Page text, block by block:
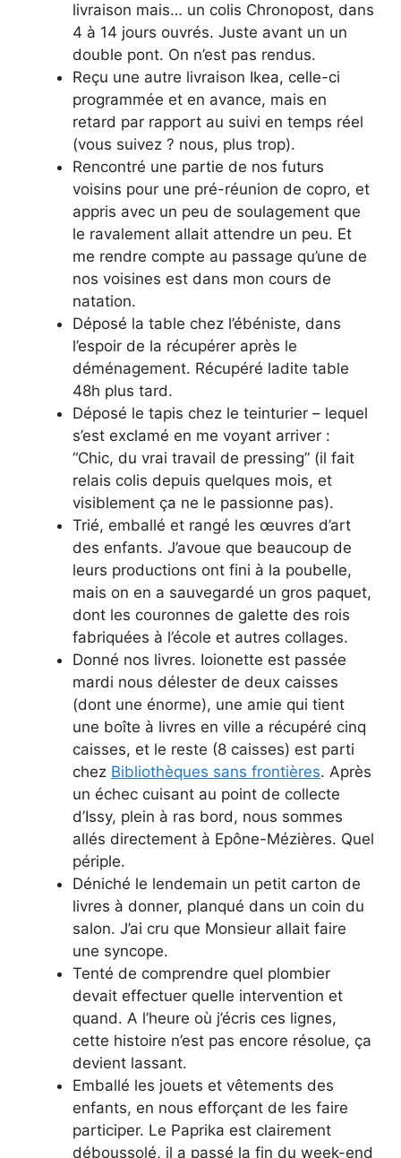
livraison mais… un colis Chronopost, dans
4 à 14 jours ouvrés. Juste avant un un
double pont. On n’est pas rendus.
Reçu une autre livraison Ikea, celle-ci
programmée et en avance, mais en
retard par rapport au suivi en temps réel
(vous suivez ? nous, plus trop).
Rencontré une partie de nos futurs
voisins pour une pré-réunion de copro, et
appris avec un peu de soulagement que
le ravalement allait attendre un peu. Et
me rendre compte au passage qu’une de
nos voisines est dans mon cours de
natation.
Déposé la table chez l’ébéniste, dans
l’espoir de la récupérer après le
déménagement. Récupéré ladite table
48h plus tard.
Déposé le tapis chez le teinturier – lequel
s’est exclamé en me voyant arriver :
“Chic, du vrai travail de pressing” (il fait
relais colis depuis quelques mois, et
visiblement ça ne le passionne pas).
Trié, emballé et rangé les œuvres d’art
des enfants. J’avoue que beaucoup de
leurs productions ont fini à la poubelle,
mais on en a sauvegardé un gros paquet,
dont les couronnes de galette des rois
fabriquées à l’école et autres collages.
Donné nos livres. Ioionette est passée
mardi nous délester de deux caisses
(dont une énorme), une amie qui tient
une boîte à livres en ville a récupéré cinq
caisses, et le reste (8 caisses) est parti
chez Bibliothèques sans frontières. Après
un échec cuisant au point de collecte
d’Issy, plein à ras bord, nous sommes
allés directement à Epône-Mézières. Quel
périple.
Déniché le lendemain un petit carton de
livres à donner, planqué dans un coin du
salon. J’ai cru que Monsieur allait faire
une syncope.
Tenté de comprendre quel plombier
devait effectuer quelle intervention et
quand. A l’heure où j’écris ces lignes,
cette histoire n’est pas encore résolue, ça
devient lassant.
Emballé les jouets et vêtements des
enfants, en nous efforçant de les faire
participer. Le Paprika est clairement
déboussolé, il a passé la fin du week-end